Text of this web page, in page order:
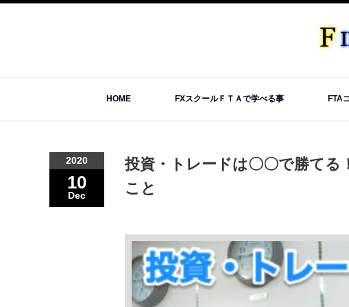
HOME FXスクールＦＴＡで学べる事 FTA
2020
10
Dec
投資・トレードは〇〇で勝て
こと